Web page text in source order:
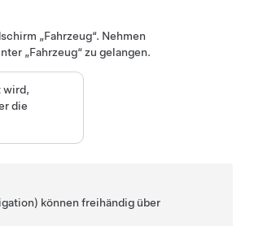
„Fahrzeug“. Nehmen
„Fahrzeug“ zu gelangen.
wird,
die
können freihändig über